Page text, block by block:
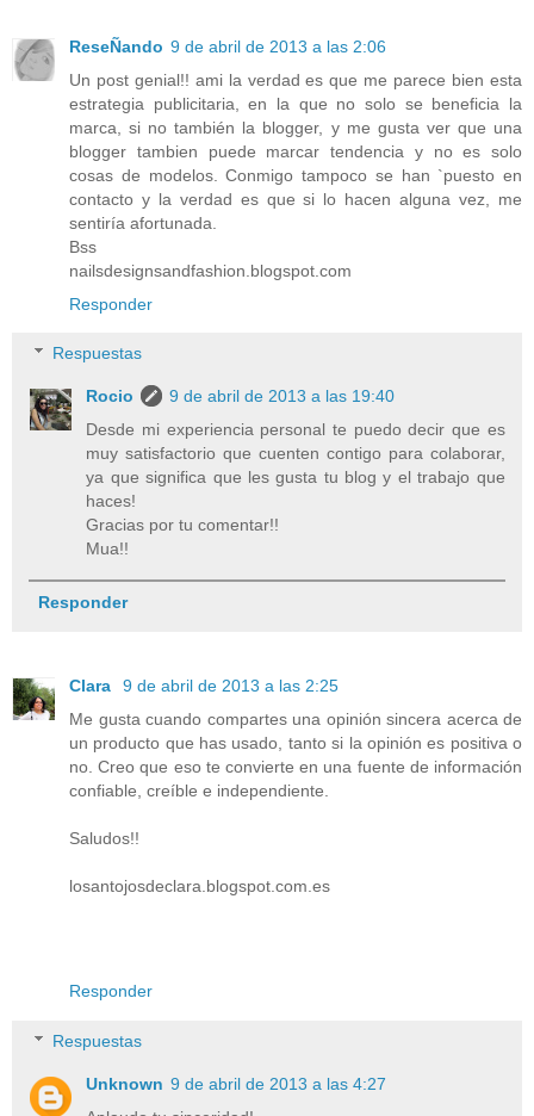
ReseÑando 9 de abril de 2013 a las 2:06
Un post genial!! ami la verdad es que me parece bien esta
estrategia publicitaria, en la que no solo se beneficia la
marca, si no también la blogger, y me gusta ver que una
blogger tambien puede marcar tendencia y no es solo
cosas de modelos. Conmigo tampoco se han `puesto en
contacto y la verdad es que si lo hacen alguna vez, me
sentiría afortunada.
Bss
nailsdesignsandfashion.blogspot.com
Responder
Respuestas
Rocio
9 de abril de 2013 a las 19:40
Desde mi experiencia personal te puedo decir que es
muy satisfactorio que cuenten contigo para colaborar,
ya que significa que les gusta tu blog y el trabajo que
haces!
Gracias por tu comentar!!
Mua!!
Responder
Clara
9 de abril de 2013 a las 2:25
Me gusta cuando compartes una opinión sincera acerca de
un producto que has usado, tanto si la opinión es positiva o
no. Creo que eso te convierte en una fuente de información
confiable, creíble e independiente.
Saludos!!
losantojosdeclara.blogspot.com.es
Responder
Respuestas
Unknown 9 de abril de 2013 a las 4:27